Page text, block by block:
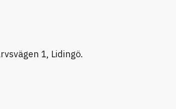
1, Lidingö.